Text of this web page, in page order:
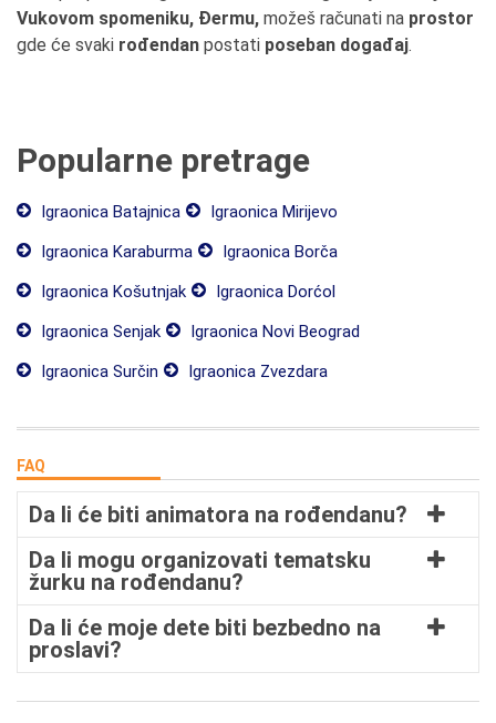
Vukovom spomeniku, Đermu, možeš računati na prostor
gde će svaki rođendan postati poseban događaj.
Popularne pretrage
Igraonica Batajnica
Igraonica Mirijevo
Igraonica Karaburma
Igraonica Borča
Igraonica Košutnjak
Igraonica Dorćol
Igraonica Senjak
Igraonica Novi Beograd
Igraonica Surčin
Igraonica Zvezdara
FAQ
Da li će biti animatora na rođendanu?
Da li mogu organizovati tematsku
žurku na rođendanu?
Da li će moje dete biti bezbedno na
proslavi?